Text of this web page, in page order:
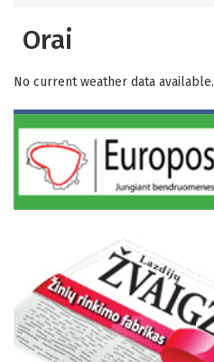
Orai
No current weather data available.